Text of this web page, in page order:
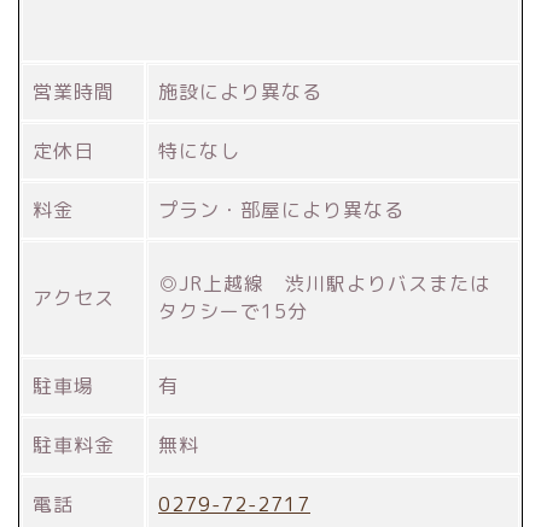
営業時間 施設により異なる
定休日 特になし
料金 プラン・部屋により異なる
アクセス
◎JR上越線 渋川駅よりバスまたは
タクシーで15分
駐車場 有
駐車料金 無料
電話 0279-72-2717